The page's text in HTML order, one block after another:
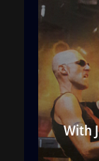
With